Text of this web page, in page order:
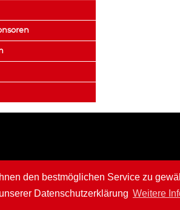
den bestmöglichen Service zu
Datenschutzerklärung Weitere